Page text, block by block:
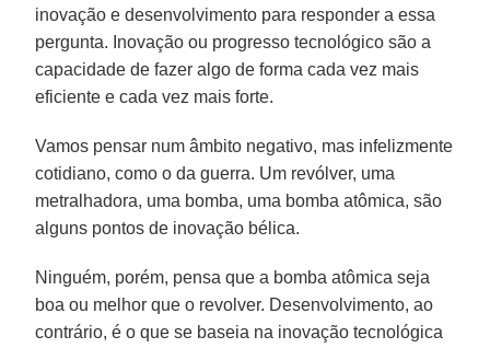
inovação e desenvolvimento para responder a essa
pergunta. Inovação ou progresso tecnológico são a
capacidade de fazer algo de forma cada vez mais
eficiente e cada vez mais forte.
Vamos pensar num âmbito negativo, mas infelizmente
cotidiano, como o da guerra. Um revólver, uma
metralhadora, uma bomba, uma bomba atômica, são
alguns pontos de inovação bélica.
Ninguém, porém, pensa que a bomba atômica seja
boa ou melhor que o revolver. Desenvolvimento, ao
contrário, é o que se baseia na inovação tecnológica